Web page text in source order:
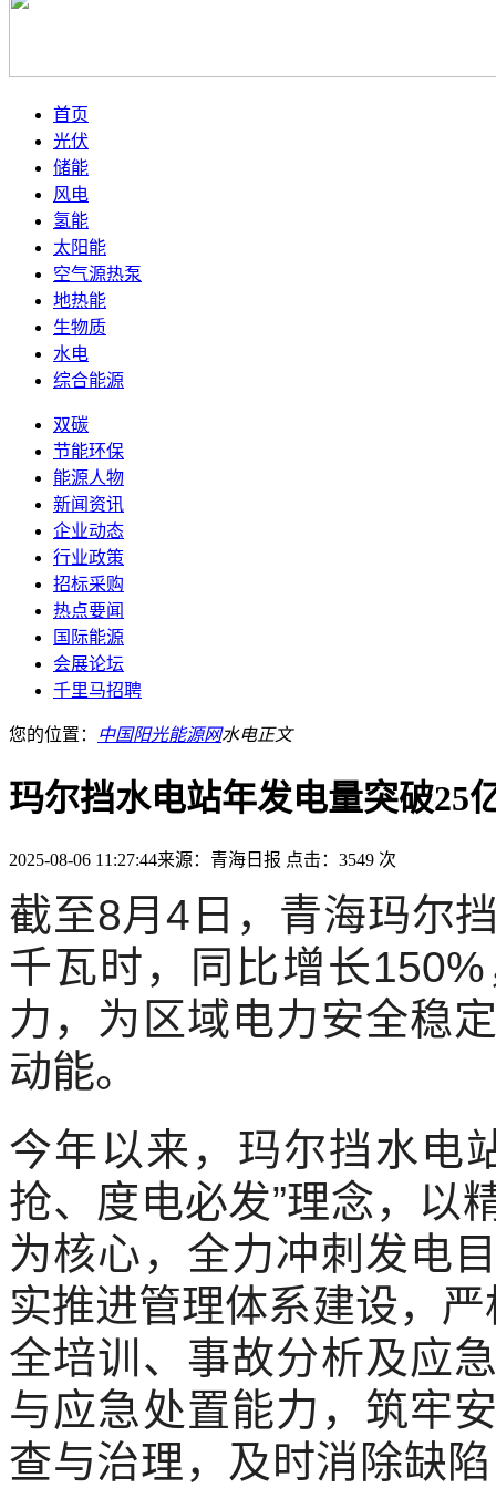
首页
光伏
储能
风电
氢能
太阳能
空气源热泵
地热能
生物质
水电
综合能源
双碳
节能环保
能源人物
新闻资讯
企业动态
行业政策
招标采购
热点要闻
国际能源
会展论坛
千里马招聘
您的位置： 中国阳光能源网水电正文
玛尔挡水电站年发电量突破25
2025-08-06 11:27:44来源：青海日报 点击：3549 次
截至8月4日，青海玛尔
千瓦时，同比增长
力，为区域电力安全稳
动能。
今年以来，玛尔挡水电
抢、度电必发”理念，以
为核心，全力冲刺发电
实推进管理体系建设，
全培训、事故分析及应
与应急处置能力，筑牢
查与治理，及时消除缺